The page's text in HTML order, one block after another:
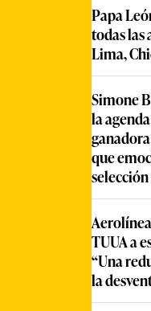
Papa
todas las
Lima,
Simone
la
que
TUUA a
“Una
la